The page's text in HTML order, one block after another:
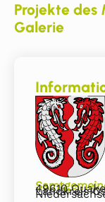
Projekte des
Galerie
49610
Landkreis